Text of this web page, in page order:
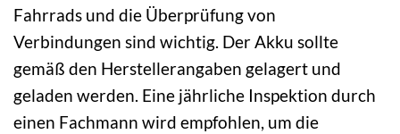
Fahrrads und die Überprüfung von
Verbindungen sind wichtig. Der Akku sollte
gemäß den Herstellerangaben gelagert und
geladen werden. Eine jährliche Inspektion durch
einen Fachmann wird empfohlen, um die